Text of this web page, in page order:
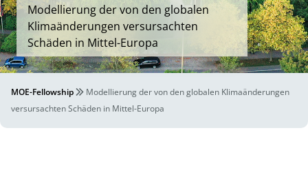
Modellierung der von den globalen
Klimaänderungen versursachten
Schäden in Mittel-Europa
MOE-Fellowship
Modellierung der von den globalen Klimaänderungen
versursachten Schäden in Mittel-Europa